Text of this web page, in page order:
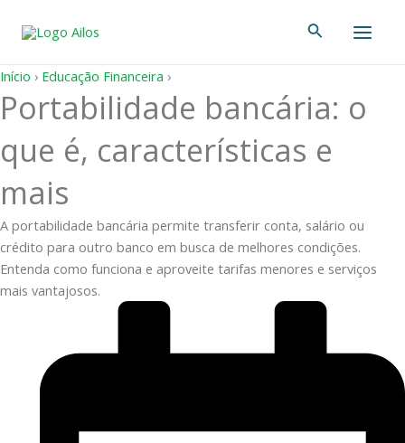
para
conteúdo
Pesquisar
Início › Educação Financeira ›
Portabilidade bancária: o
que é, características e
mais
A portabilidade bancária permite transferir conta, salário ou
crédito para outro banco em busca de melhores condições.
Entenda como funciona e aproveite tarifas menores e serviços
mais vantajosos.